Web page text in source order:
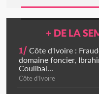
+ DE LA
1/ Côte d'Ivoire :
domaine foncier,
Coulibal...
Côte d'Ivoire